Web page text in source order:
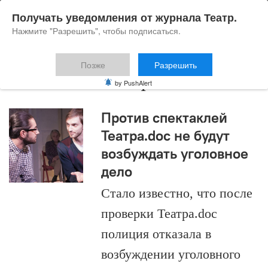
Выйти из шкафа
Против спектаклей
Театра.doc не будут
возбуждать уголовное
дело
Стало известно, что после
проверки Театра.doc
полиция отказала в
возбуждении уголовного
Получать уведомления от журнала Театр.
Нажмите "Разрешить", чтобы подписаться.
Позже Разрешить
by PushAlert